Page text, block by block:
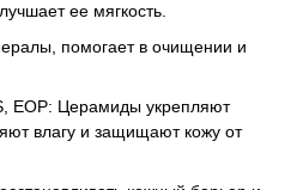
ее мягкость.
помогает в очищении и
EOP: Церамиды укрепляют
влагу и защищают кожу от